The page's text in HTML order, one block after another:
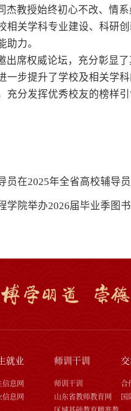
杰教授始终初心不改、情
相关学科专业建设、科研
助力。
出席权威论坛，充分彰显
一步提升了学校及相关学
充分发挥优秀校友的榜样
员在2025年全省高校辅导
学院举办2026届毕业季图
就业
信息网
信息网
师训干训
师训干训
山东省教师教育网
合
国